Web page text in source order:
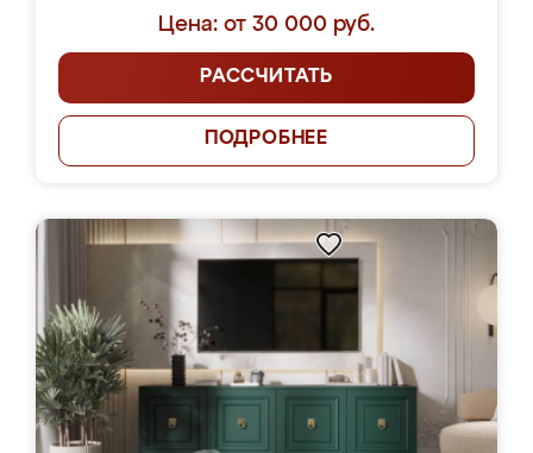
Цена: от 30 000 руб.
РАССЧИТАТЬ
ПОДРОБНЕЕ